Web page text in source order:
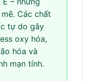
Các chất
tự do gây
oxy hóa,
hóa và
mạn tính.